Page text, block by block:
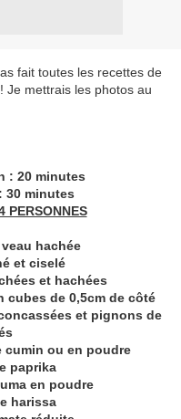
fait toutes les recettes de
Je mettrais les photos au
: 20 minutes
30 minutes
PERSONNES
hachée
et ciselé
et hachées
cubes de 0,5cm de côté
et pignons de
cumin ou en poudre
paprika
en poudre
harissa